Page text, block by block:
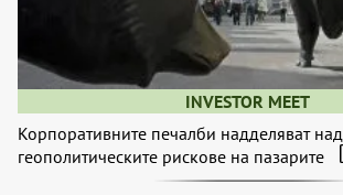
INVESTOR MEET
Корпоративните печалби надделяват над
геополитическите рискове на пазарите